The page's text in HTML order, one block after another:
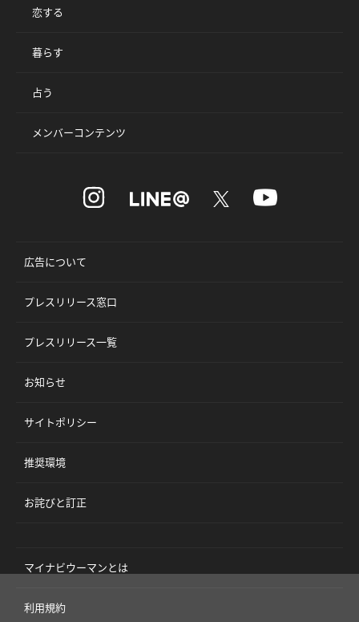
恋する
暮らす
占う
メンバーコンテンツ
広告について
プレスリリース窓口
プレスリリース一覧
お知らせ
サイトポリシー
推奨環境
お詫びと訂正
マイナビウーマンとは
利用規約